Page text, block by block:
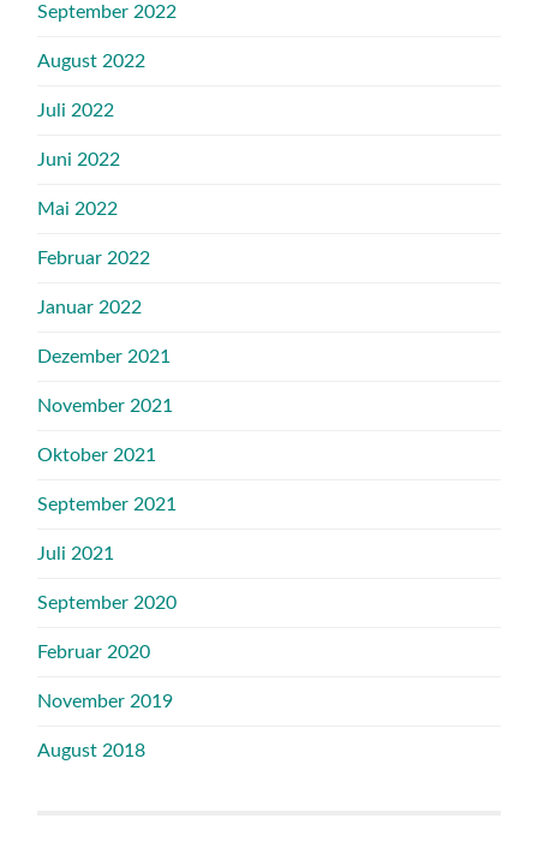
September 2022
August 2022
Juli 2022
Juni 2022
Mai 2022
Februar 2022
Januar 2022
Dezember 2021
November 2021
Oktober 2021
September 2021
Juli 2021
September 2020
Februar 2020
November 2019
August 2018